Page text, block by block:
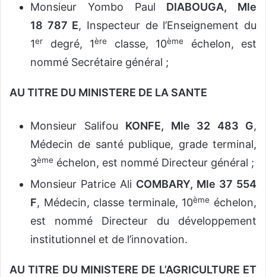
Monsieur Yombo Paul DIABOUGA, Mle
18 787 E, Inspecteur de l’Enseignement du
1er degré, 1ère classe, 10ème
échelon, est
nommé Secrétaire général ;
AU TITRE DU MINISTERE DE LA SANTE
Monsieur Salifou KONFE, Mle 32 483 G,
Médecin de santé publique, grade terminal,
3ème échelon, est nommé Directeur général ;
Monsieur Patrice Ali COMBARY, Mle 37 554
F, Médecin, classe terminale, 10ème échelon,
est nommé Directeur du développement
institutionnel et de l’innovation.
AU TITRE DU MINISTERE DE L’AGRICULTURE ET